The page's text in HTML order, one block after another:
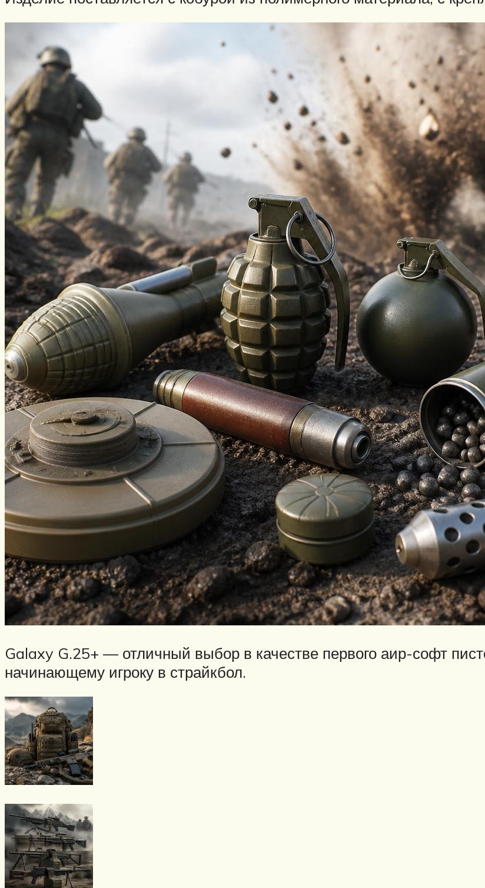
Galaxy G.25+ — отличный выбор в качестве первого аир-софт
начинающему игроку в страйкбол.